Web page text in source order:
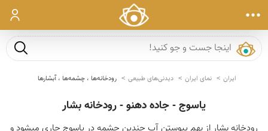
ورود
جست و
ایران نمای ایران دیدنی‌های طبیعی رودخانه‌ها ، چشمه‌ها ، آبشارها
یاسوج - جاده دهنو - رودخانه بشار